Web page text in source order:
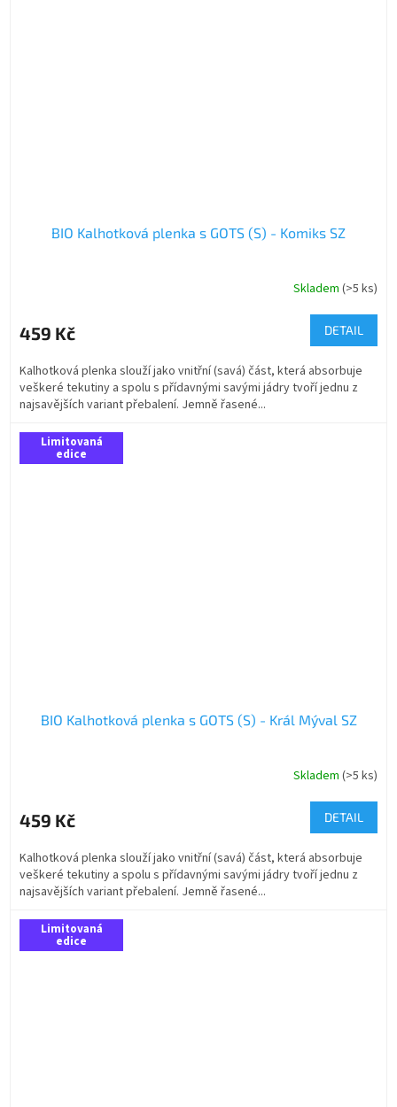
BIO Kalhotková plenka s GOTS (S) - Komiks SZ
Skladem (>5 ks)
459 Kč DETAIL
Kalhotková plenka slouží jako vnitřní (savá) část, která absorbuje
veškeré tekutiny a spolu s přídavnými savými jádry tvoří jednu z
najsavějších variant přebalení. Jemně řasené...
Limitovaná
edice
BIO Kalhotková plenka s GOTS (S) - Král Mýval SZ
Skladem (>5 ks)
459 Kč DETAIL
Kalhotková plenka slouží jako vnitřní (savá) část, která absorbuje
veškeré tekutiny a spolu s přídavnými savými jádry tvoří jednu z
najsavějších variant přebalení. Jemně řasené...
Limitovaná
edice